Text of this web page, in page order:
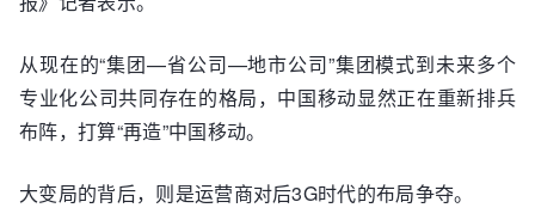
从现在的“集团—省公司—地市公司”集团模式到未来多个
专业化公司共同存在的格局，中国移动显然正在重新排兵
布阵，打算“再造”中国移动。
大变局的背后，则是运营商对后3G时代的布局争夺。